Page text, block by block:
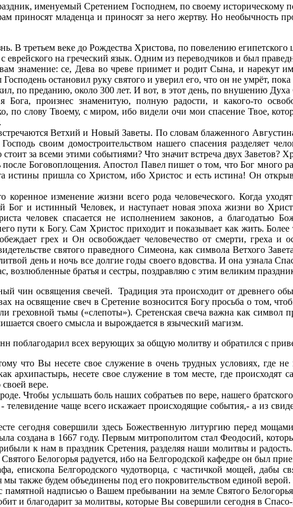
именуемый Сретением Господнем, по своему историческому
приносят младенца и приносят за него жертву. Но необычность
В третьем веке до Рождества Христова, по повелению
еврейского на греческий язык. Одним из переводчиков и был
знамение: се, Дева во чреве приимет и родит Сына, и нарекут
остановил руку святого и уверил его, что он не умрёт,
по преданию, около 300 лет. И вот, в этот день, по внушению
произнес знаменитую, полную радости, и какого-то
по слову Твоему, с миром, ибо видели очи мои спасение Твое,
Ветхий и Новый Заветы. По словам блаженного
своим домостроительством нашего спасения разделяет
за всеми этими событиями? Что значит встреча двух Заветов?
Боговоплощения. Апостол Павел пишет о том, что Бог много
истины пришла со Христом, ибо Христос и есть истина! Он
коренное изменение жизни всего рода человеческого. Когда
Бог и истинный Человек, и наступает новая эпоха жизни во
человек спасается не исполнением законов, а благодатью
пути к Богу. Сам Христос приходит и показывает как жить.
грех и Он освобождает человечество от смерти, греха и
святого праведного Симеона, как символа Ветхого
день и ночь все долгие годы своего вдовства. И она узнала
возлюбленные братья и сестры, поздравляю с этим великим
чин освящения свечей. Традиция эта происходит от древнего
на освящение свеч в Сретение возносится Богу просьба о том,
тьмы («слепоты»). Сретенская свеча важна как символ
своего смысла и вырождается в языческий магизм.
поблагодарил всех верующих за общую молитву и обратился с
что Вы несете свое служение в очень трудных условиях, где
несете свое служение в том месте, где происходят
вере.
Чтобы услышать боль наших собратьев по вере, нашего
чаще всего искажает происходящие события,- а из
сегодня совершили здесь Божественную литургию перед
создана в 1667 году. Первым митрополитом стал Феодосий,
к нам в праздник Сретения, разделяя наши молитвы и
Белогорья радуется, ибо на Белгородской кафедре он был
епископа Белгородского чудотворца, с частичкой мощей, дабы
также будем объединены под его покровительством единой верой.
надписью о Вашем пребывании на земле Святого
и благодарит за молитвы, которые Вы совершили сегодня в